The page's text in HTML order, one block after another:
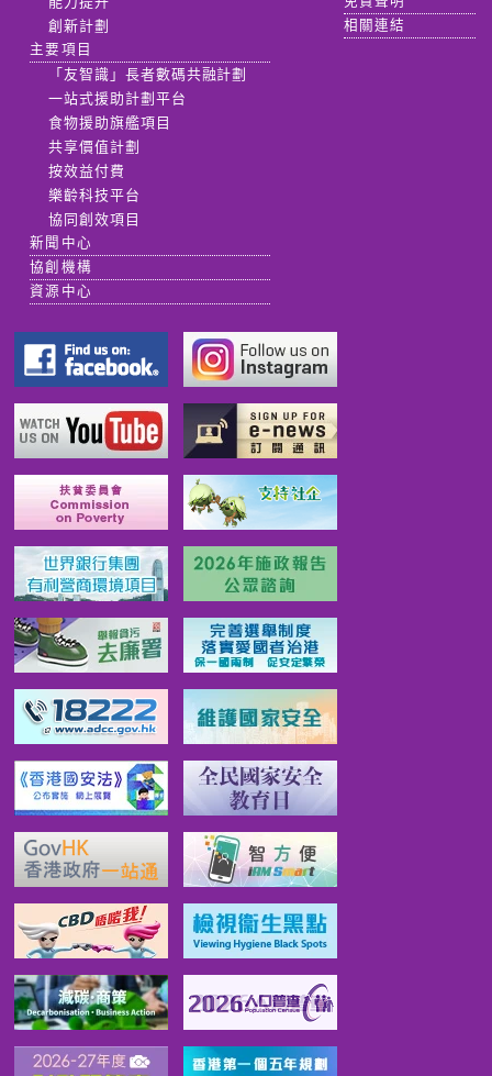
創新計劃
主要項目
「友智識」長者數碼共融計劃
一站式援助計劃平台
食物援助旗艦項目
共享價值計劃
按效益付費
樂齡科技平台
協同創效項目
新聞中心
協創機構
資源中心
相關連結